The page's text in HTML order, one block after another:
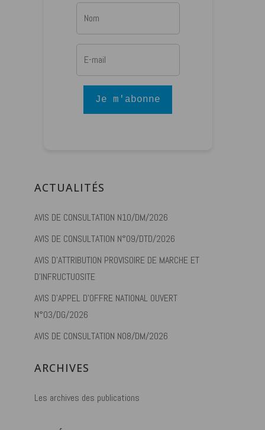
Je m'abonne
ACTUALITÉS
AVIS DE CONSULTATION N10/DM/2026
AVIS DE CONSULTATION N°09/DTD/2026
AVIS D’ATTRIBUTION PROVISOIRE DE MARCHE ET
D’INFRUCTUOSITE
AVIS D’APPEL D’OFFRE NATIONAL OUVERT
N°03/DG/2026
AVIS DE CONSULTATION N08/DM/2026
ARCHIVES
Les archives des publications